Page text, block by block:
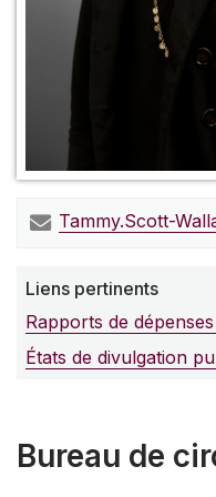
Tammy.Scott-
Liens pertinents
Rapports de
États de divulgation
Bureau de